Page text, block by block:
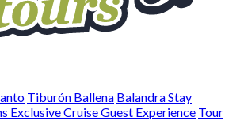
Tiburón Ballena Balandra Stay
Exclusive Cruise Guest Experience Tour